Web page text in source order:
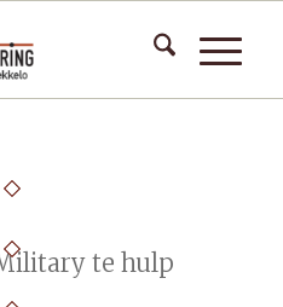
te hulp